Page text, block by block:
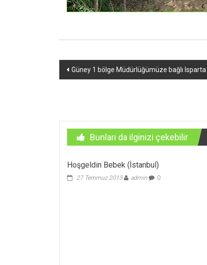
Yazı
Güney 1 bölge Müdürlüğümüze bağlı
Bunları da ilginizi çekebilir
Hoşgeldin Bebek (İstanbul)
27 Temmuz 2013 admin 0